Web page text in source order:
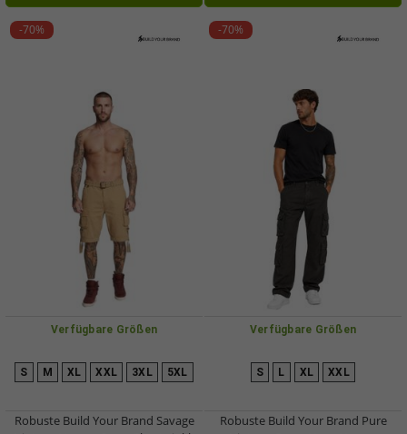
-70%
Verfügbare Größen
S M XL XXL 3XL 5XL
Robuste Build Your Brand Savage
-70%
Verfügbare Größen
S L XL XXL
Robuste Build Your Brand Pure